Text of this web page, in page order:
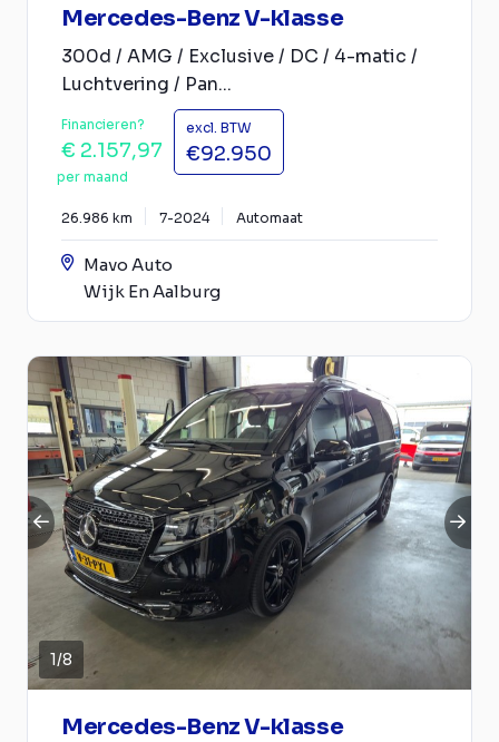
Mercedes-Benz V-klasse
300d / AMG / Exclusive / DC / 4-matic /
Luchtvering / Pan...
Financieren?
€ 2.157,97
per maand
excl. BTW
€92.950
26.986 km 7-2024 Automaat
Mavo Auto
Wijk En Aalburg
1/8
Mercedes-Benz V-klasse